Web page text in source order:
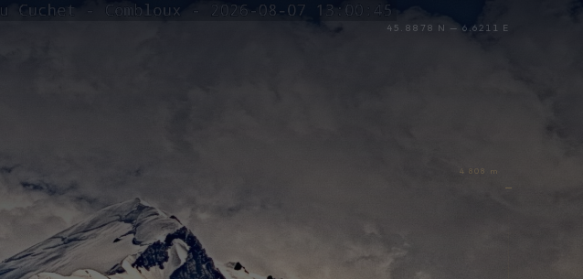
45.8878 N — 6.6211 E